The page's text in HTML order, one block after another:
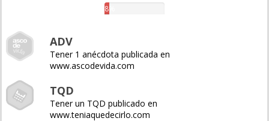
8%
ADV
Tener 1 anécdota publicada en
www.ascodevida.com
TQD
Tener un TQD publicado en
www.teniaquedecirlo.com